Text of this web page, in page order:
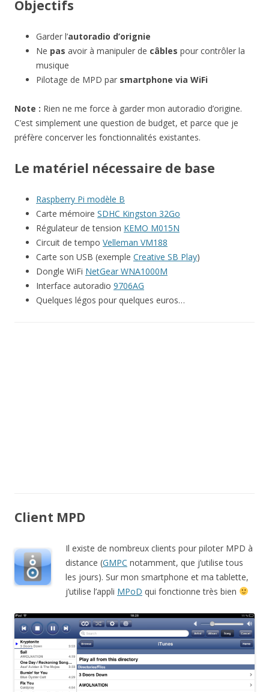
Objectifs
Garder l’autoradio d’orignie
Ne pas avoir à manipuler de câbles pour contrôler la
musique
Pilotage de MPD par smartphone via WiFi
Note : Rien ne me force à garder mon autoradio d’origine.
C’est simplement une question de budget, et parce que je
préfère concerver les fonctionnalités existantes.
Le matériel nécessaire de base
Raspberry Pi modèle B
Carte mémoire SDHC Kingston 32Go
Régulateur de tension KEMO M015N
Circuit de tempo Velleman VM188
Carte son USB (exemple Creative SB Play)
Dongle WiFi NetGear WNA1000M
Interface autoradio 9706AG
Quelques légos pour quelques euros…
Client MPD
Il existe de nombreux clients pour piloter MPD à
distance (GMPC notamment, que j’utilise tous
les jours). Sur mon smartphone et ma tablette,
j’utilise l’appli MPoD qui fonctionne très bien